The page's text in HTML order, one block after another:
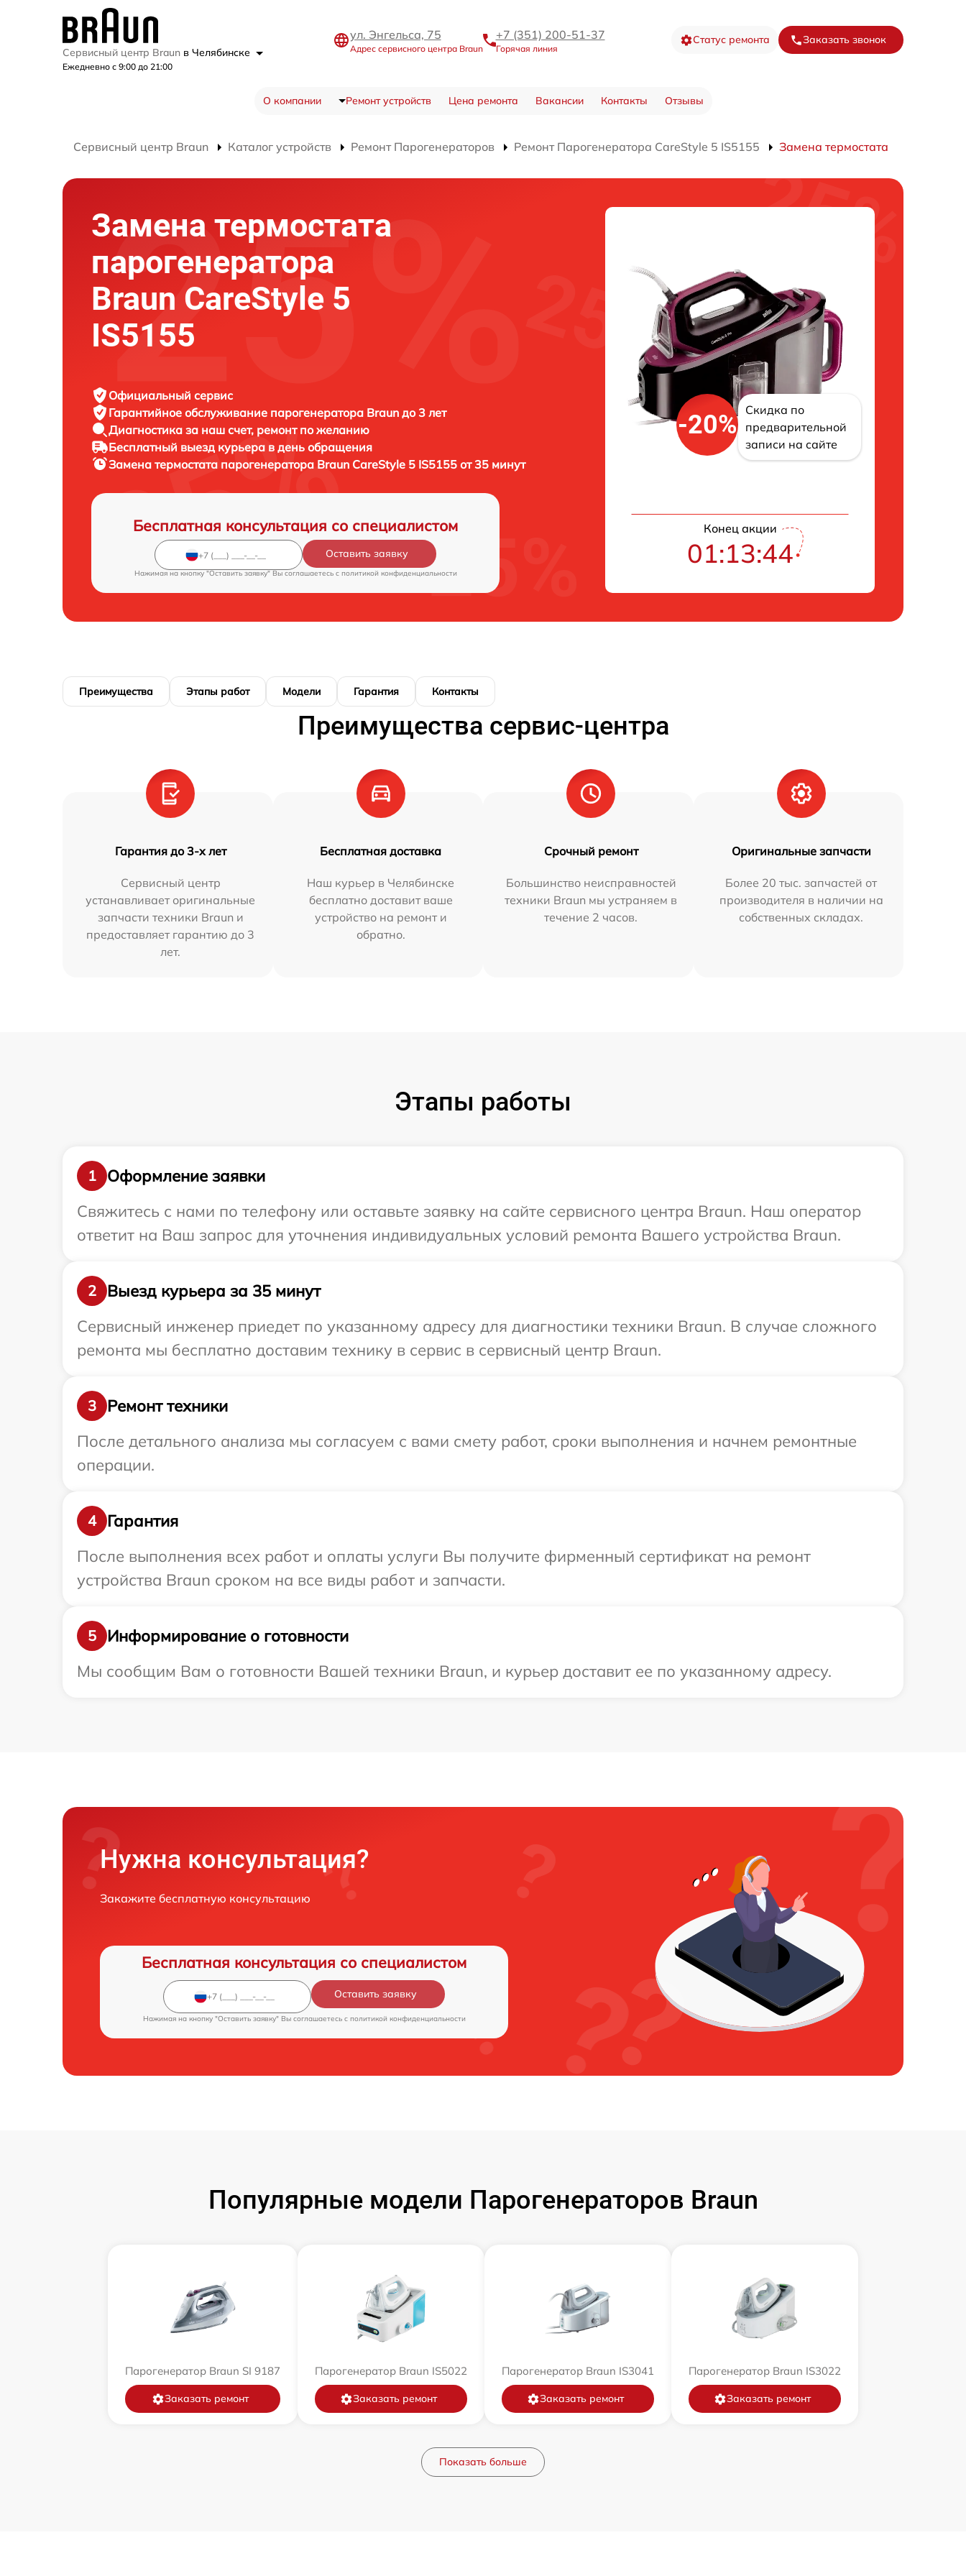
Сервисный центр Braun в Челябинске
Ежедневно с 9:00 до 21:00
ул. Энгельса, 75
Адрес сервисного центра Braun
+7 (351) 200-51-37
Горячая линия
Статус ремонта Заказать звонок
О компании Ремонт устройств Цена ремонта Вакансии Контакты Отзывы
Сервисный центр Braun Каталог устройств Ремонт Парогенераторов Ремонт Парогенератора CareStyle 5 IS5155 Замена термостата
Замена термостата
парогенератора
Braun CareStyle 5
IS5155
Официальный сервис
Гарантийное обслуживание парогенератора Braun до 3 лет
Диагностика за наш счет, ремонт по желанию
Бесплатный выезд курьера в день обращения
Замена термостата парогенератора Braun CareStyle 5 IS5155 от 35 минут
Бесплатная консультация со специалистом
Оставить заявку
Нажимая на кнопку "Оставить заявку" Вы соглашаетесь c политикой конфиденциальности
-20%
Скидка по
предварительной
записи на сайте
Конец акции
01:13:43
Преимущества Этапы работ Модели Гарантия Контакты
Преимущества сервис-центра
Гарантия до 3-х лет
Сервисный центр
устанавливает оригинальные
запчасти техники Braun и
предоставляет гарантию до 3
лет.
Бесплатная доставка
Наш курьер в Челябинске
бесплатно доставит ваше
устройство на ремонт и
обратно.
Срочный ремонт
Большинство неисправностей
техники Braun мы устраняем в
течение 2 часов.
Оригинальные запчасти
Более 20 тыс. запчастей от
производителя в наличии на
собственных складах.
Этапы работы
1
Оформление заявки
Свяжитесь с нами по телефону или оставьте заявку на сайте сервисного центра Braun. Наш оператор
ответит на Ваш запрос для уточнения индивидуальных условий ремонта Вашего устройства Braun.
2
Выезд курьера за 35 минут
Сервисный инженер приедет по указанному адресу для диагностики техники Braun. В случае сложного
ремонта мы бесплатно доставим технику в сервис в сервисный центр Braun.
3
Ремонт техники
После детального анализа мы согласуем с вами смету работ, сроки выполнения и начнем ремонтные
операции.
4
Гарантия
После выполнения всех работ и оплаты услуги Вы получите фирменный сертификат на ремонт
устройства Braun сроком на все виды работ и запчасти.
5
Информирование о готовности
Мы сообщим Вам о готовности Вашей техники Braun, и курьер доставит ее по указанному адресу.
Нужна консультация?
Закажите бесплатную консультацию
Бесплатная консультация со специалистом
Оставить заявку
Нажимая на кнопку "Оставить заявку" Вы соглашаетесь c политикой конфиденциальности
Популярные модели Парогенераторов Braun
Парогенератор Braun SI 9187
Заказать ремонт
Парогенератор Braun IS5022
Заказать ремонт
Парогенератор Braun IS3041
Заказать ремонт
Парогенератор Braun IS3022
Заказать ремонт
Показать больше